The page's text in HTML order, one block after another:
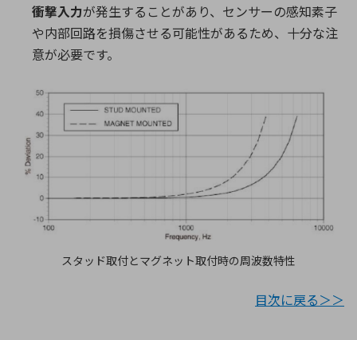
衝撃入力が発生することがあり、センサーの感知素子
や内部回路を損傷させる可能性があるため、十分な注
意が必要です。
スタッド取付とマグネット取付時の周波数特性
目次に戻る＞＞